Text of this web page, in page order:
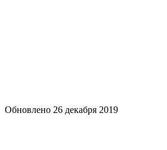
Обновлено 26 декабря 2019